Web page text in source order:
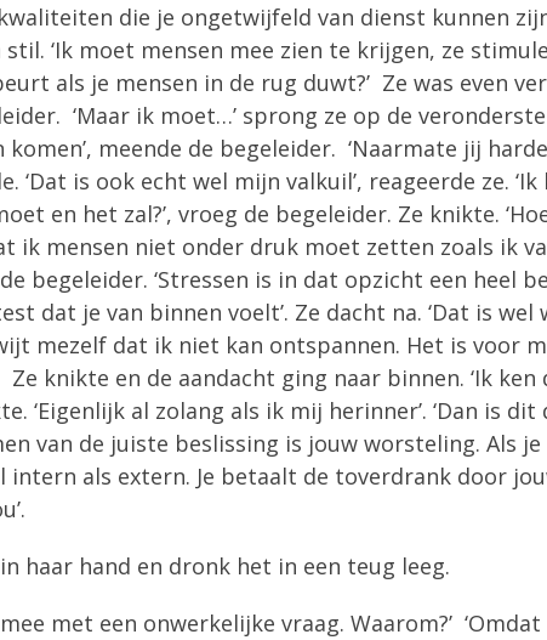
die je ongetwijfeld van dienst kunnen
‘Ik moet mensen mee zien te krijgen, ze
als je mensen in de rug duwt?’ Ze was even
‘Maar ik moet…’ sprong ze op de
meende de begeleider. ‘Naarmate jij
is ook echt wel mijn valkuil’, reageerde ze.
en het zal?’, vroeg de begeleider. Ze knikte.
ik mensen niet onder druk moet zetten zoals ik
begeleider. ‘Stressen is in dat opzicht een
dat je van binnen voelt’. Ze dacht na. ‘Dat is
mezelf dat ik niet kan ontspannen. Het is voor
knikte en de aandacht ging naar binnen. ‘Ik ken
‘Eigenlijk al zolang als ik mij herinner’. ‘Dan is
van de juiste beslissing is jouw worsteling. Als
intern als extern. Je betaalt de toverdrank door
haar hand en dronk het in een teug leeg.
met een onwerkelijke vraag. Waarom?’